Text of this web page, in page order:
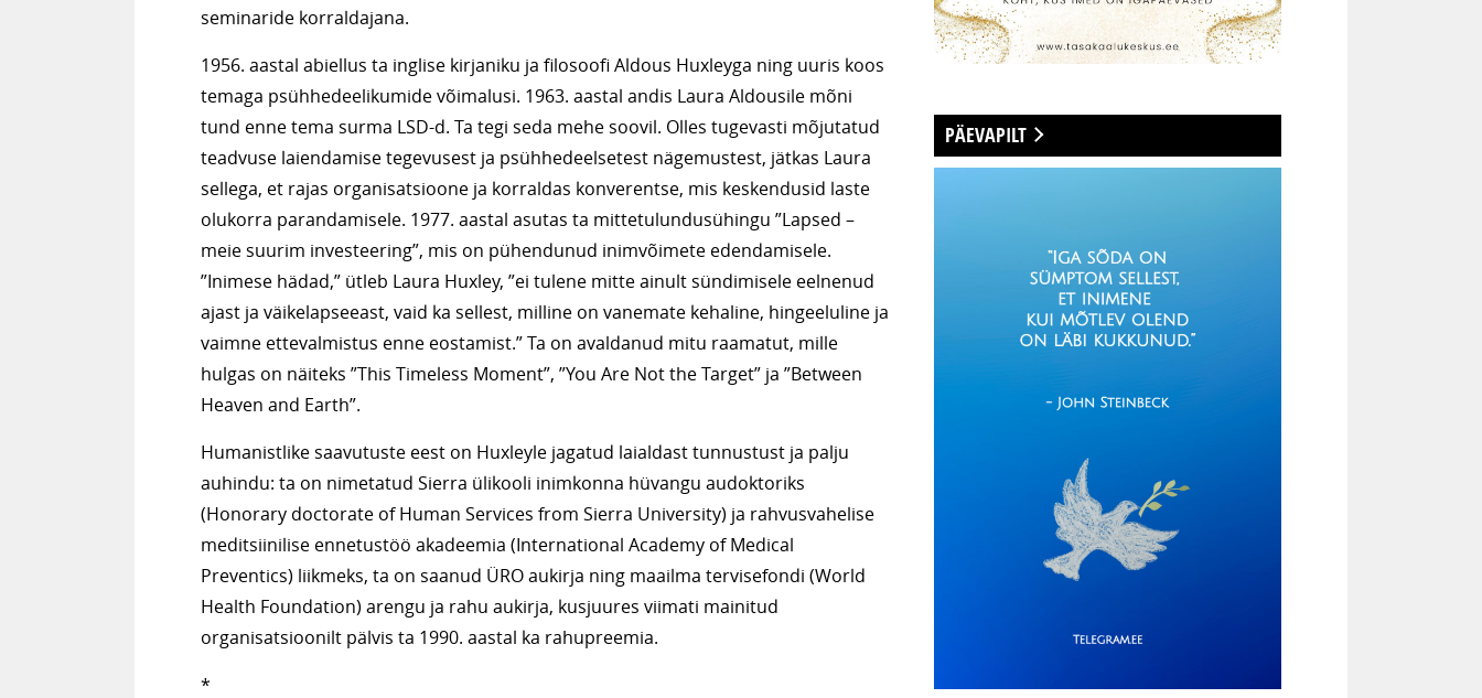
seminaride korraldajana.
1956. aastal abiellus ta inglise kirjaniku ja filosoofi Aldous Huxleyga ning uuris koos
temaga psühhedeelikumide võimalusi. 1963. aastal andis Laura Aldousile mõni
tund enne tema surma LSD-d. Ta tegi seda mehe soovil. Olles tugevasti mõjutatud
teadvuse laiendamise tegevusest ja psühhedeelsetest nägemustest, jätkas Laura
sellega, et rajas organisatsioone ja korraldas konverentse, mis keskendusid laste
olukorra parandamisele. 1977. aastal asutas ta mittetulundusühingu ”Lapsed –
meie suurim investeering”, mis on pühendunud inimvõimete edendamisele.
”Inimese hädad,” ütleb Laura Huxley, ”ei tulene mitte ainult sündimisele eelnenud
ajast ja väikelapseeast, vaid ka sellest, milline on vanemate kehaline, hingeeluline ja
vaimne ettevalmistus enne eostamist.” Ta on avaldanud mitu raamatut, mille
hulgas on näiteks ”This Timeless Moment”, ”You Are Not the Target” ja ”Between
Heaven and Earth”.
Humanistlike saavutuste eest on Huxleyle jagatud laialdast tunnustust ja palju
auhindu: ta on nimetatud Sierra ülikooli inimkonna hüvangu audoktoriks
(Honorary doctorate of Human Services from Sierra University) ja rahvusvahelise
meditsiinilise ennetustöö akadeemia (International Academy of Medical
Preventics) liikmeks, ta on saanud ÜRO aukirja ning maailma tervisefondi (World
Health Foundation) arengu ja rahu aukirja, kusjuures viimati mainitud
organisatsioonilt pälvis ta 1990. aastal ka rahupreemia.
*
PÄEVAPILT